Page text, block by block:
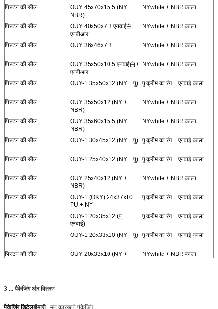
पिस्टन की सील
OUY 45x70x15.5 (NY +
NBR)
NYwhite + NBR काला
पिस्टन की सील OUY 40x50x7.3 एनवाई白+
एनबीआर
NYwhite + NBR काला
पिस्टन की सील OUY 36x46x7.3 NYwhite + NBR काला
पिस्टन की सील OUY 35x50x10.5 एनवाई白+
एनबीआर
NYwhite + NBR काला
पिस्टन की सील OUY-1 35x50x12 (NY + पु) पु क्रीम का रंग + एनवाई काला
पिस्टन की सील
OUY 35x50x12 (NY +
NBR)
NYwhite + NBR काला
पिस्टन की सील
OUY 35x60x15.5 (NY +
NBR)
NYwhite + NBR काला
पिस्टन की सील OUY-1 30x45x12 (NY + पु) पु क्रीम का रंग + एनवाई काला
पिस्टन की सील OUY-1 25x40x12 (NY + पु) पु क्रीम का रंग + एनवाई काला
पिस्टन की सील
OUY 25x40x12 (NY +
NBR)
NYwhite + NBR काला
पिस्टन की सील
OUY-1 (OKY) 24x37x10
PU + NY
पु क्रीम का रंग + एनवाई काला
पिस्टन की सील
OUY-1 20x35x12 (पु +
एनवाई)
पु क्रीम का रंग + एनवाई काला
पिस्टन की सील OUY-1 20x33x10 (NY + पु) पु क्रीम का रंग + एनवाई काला
पिस्टन की सील
OUY 20x33x10 (NY +
NYwhite + NBR काला
3 ... पैकेजिंग और वितरण
पैकेजिंग डिटेलबीमारी: मूल कारखाने पैकेजिंग